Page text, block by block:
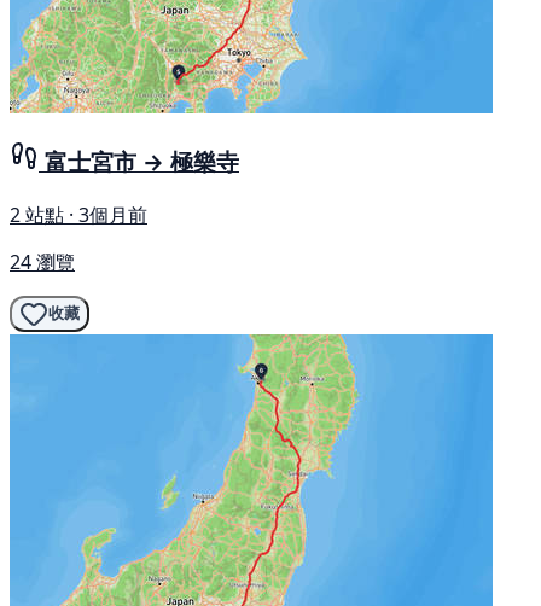
富士宮市 → 極樂寺
2 站點 · 3個月前
24 瀏覽
收藏